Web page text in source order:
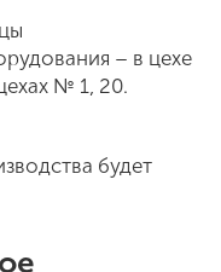
– в цехе
№ 1, 20.
будет